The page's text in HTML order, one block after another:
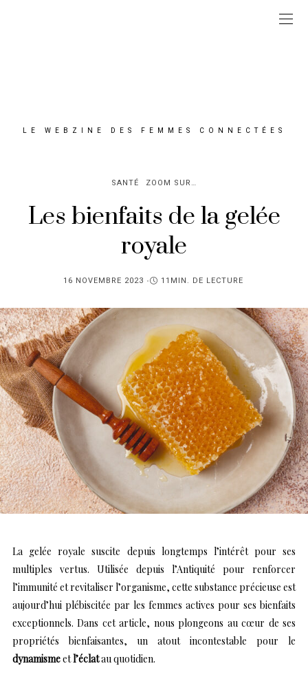
LE WEBZINE DES FEMMES CONNECTÉES
SANTÉ ZOOM SUR…
Les bienfaits de la gelée
royale
PUBLIÉ
16 NOVEMBRE 2023 11MIN. DE LECTURE
La gelée royale suscite depuis longtemps l’intérêt pour ses
multiples vertus. Utilisée depuis l’Antiquité pour renforcer
l’immunité et revitaliser l’organisme, cette substance précieuse est
aujourd’hui plébiscitée par les femmes actives pour ses bienfaits
exceptionnels. Dans cet article, nous plongeons au cœur de ses
propriétés bienfaisantes, un atout incontestable pour le
dynamismeetl’éclatau quotidien.